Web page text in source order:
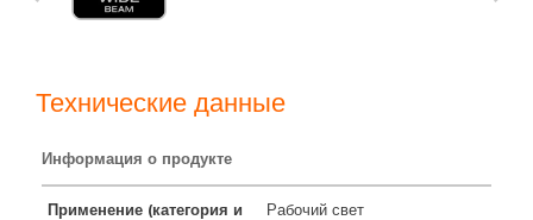
Технические данные
Информация о продукте
Применение (категория и
Рабочий свет